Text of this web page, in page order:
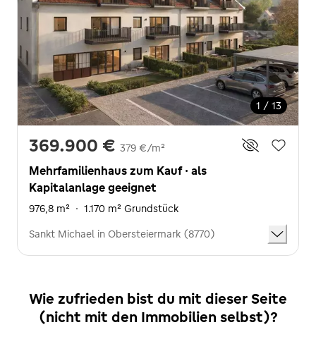
1 / 13
369.900 € 379 €/m²
Mehrfamilienhaus zum Kauf · als
Kapitalanlage geeignet
976,8 m² · 1.170 m² Grundstück
Sankt Michael in Obersteiermark (8770)
Wie zufrieden bist du mit dieser Seite
(nicht mit den Immobilien selbst)?